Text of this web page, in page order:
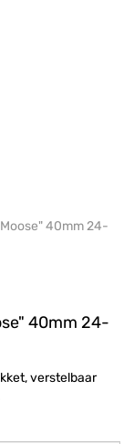
40mm 24-
40mm 24-
verstelbaar